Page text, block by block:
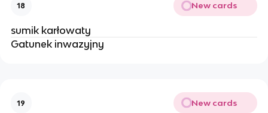
18 New cards
sumik karłowaty
Gatunek inwazyjny
19 New cards